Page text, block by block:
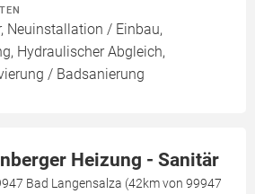
Neuinstallation / Einbau,
Hydraulischer Abgleich,
/ Badsanierung
Heizung - Sanitär
Bad Langensalza (42km von 99947